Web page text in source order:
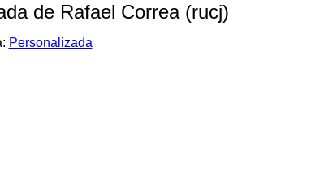
de Rafael Correa (rucj)
Personalizada